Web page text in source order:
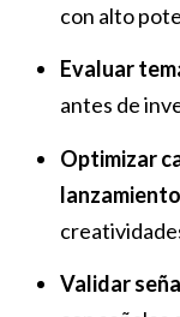
con alto
Evaluar
antes de
Optimizar
Validar